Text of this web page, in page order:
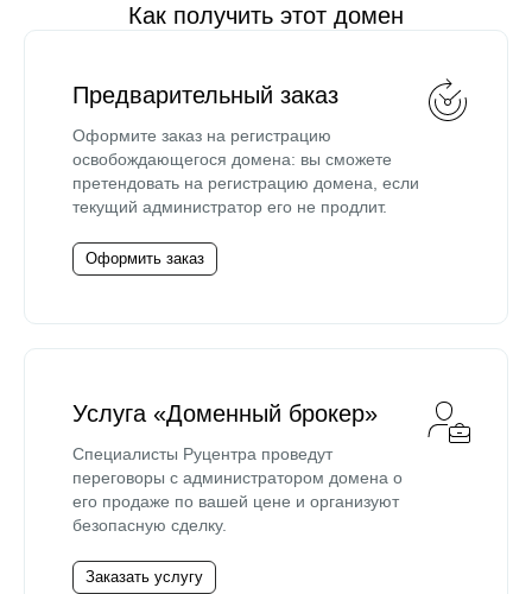
Как получить этот домен
Предварительный заказ
Оформите заказ на регистрацию
освобождающегося домена: вы сможете
претендовать на регистрацию домена, если
текущий администратор его не продлит.
Оформить заказ
Услуга «Доменный брокер»
Специалисты Руцентра проведут
переговоры с администратором домена о
его продаже по вашей цене и организуют
безопасную сделку.
Заказать услугу